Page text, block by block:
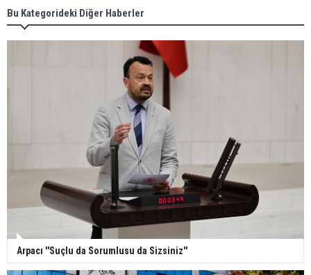
Bu Kategorideki Diğer Haberler
Arpacı ''Suçlu da Sorumlusu da Sizsiniz''